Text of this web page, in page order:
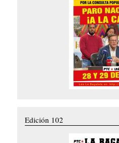
Edición 102